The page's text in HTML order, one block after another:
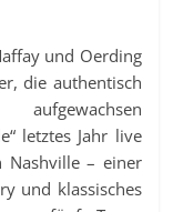
und Oerding
die authentisch
letztes Jahr live
– einer
und klassisches